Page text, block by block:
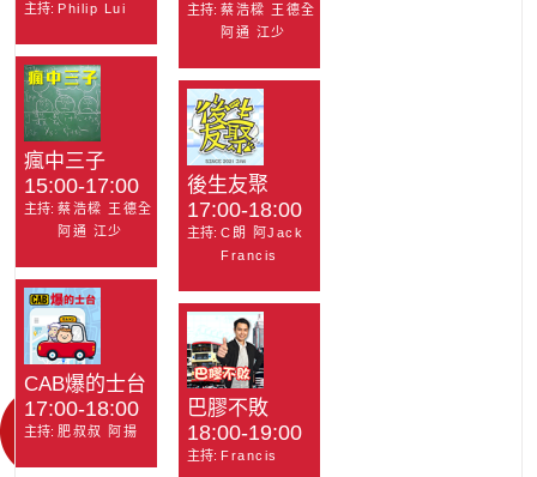
主持: Philip Lui
瘋中三子
15:00-17:00
主持: 蔡浩樑 王德全
阿通 江少
CAB爆的士台
17:00-18:00
主持: 肥叔叔 阿揚
主持: 蔡浩樑 王德全
阿通 江少
後生友聚
17:00-18:00
主持: C朗 阿Jack
Francis
巴膠不敗
18:00-19:00
主持: Francis